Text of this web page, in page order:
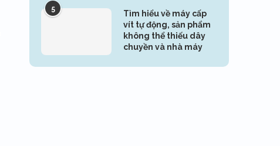
5
Tìm hiểu về máy cấp
vít tự động, sản phẩm
không thể thiếu dây
chuyền và nhà máy